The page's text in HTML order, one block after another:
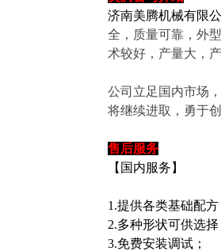
济南美腾机械有限
全，质量可靠，外
术较好，产量大，
公司立足国内市场
将继续进取，勇于
售后服务
【国内服务】
1.提供各类基础配
2.多种形状可供选
3.免费安装调试；